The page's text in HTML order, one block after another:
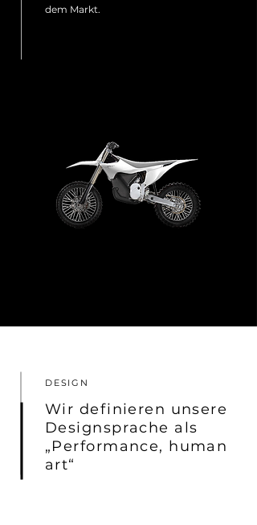
dem Markt.
DESIGN
Wir definieren unsere
Designsprache als
„Performance, human
art“